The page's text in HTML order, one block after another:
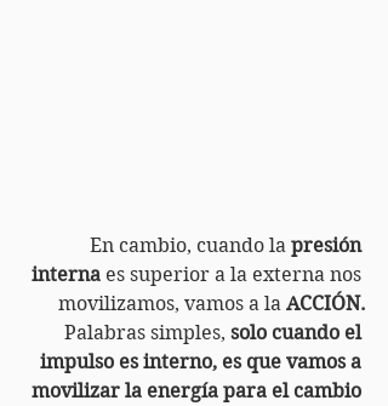
En cambio, cuando la presión
interna es superior a la externa nos
movilizamos, vamos a la ACCIÓN.
Palabras simples, solo cuando el
impulso es interno, es que vamos a
movilizar la energía para el cambio